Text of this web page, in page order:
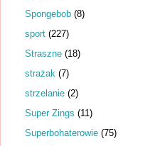
Spongebob (8)
sport (227)
Straszne (18)
strażak (7)
strzelanie (2)
Super Zings (11)
Superbohaterowie (75)